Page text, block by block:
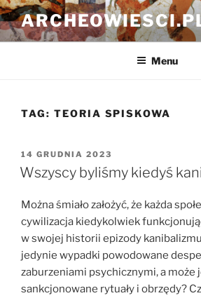
Przejdź
do
treści
Menu
TAG: TEORIA SPISKOWA
OPUBLIKOWANE
W
14 GRUDNIA 2023
Wszyscy byliśmy kiedyś
Można śmiało założyć, że każda
cywilizacja kiedykolwiek
w swojej historii epizody
jedynie wypadki powodowane
zaburzeniami psychicznymi, a
sankcjonowane rytuały i obrzędy?